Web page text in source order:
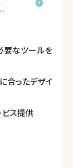
要なツールを
合ったデザイ
ス提供